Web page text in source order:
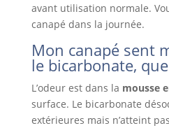
avant utilisation normale.
canapé dans la journée.
Mon canapé sent
le bicarbonate,
L’odeur est dans la mousse
surface. Le bicarbonate
extérieures mais n’atteint